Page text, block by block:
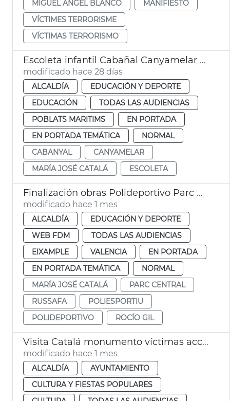
MIGUEL ÁNGEL BLANCO
MANIFIESTO
VÍCTIMES TERRORISME
VÍCTIMAS TERRORISMO
Escoleta infantil Cabañal Canyamelar València abre en septiembre
modificado hace 28 días
ALCALDÍA
EDUCACIÓN Y DEPORTE
EDUCACIÓN
TODAS LAS AUDIENCIAS
POBLATS MARITIMS
EN PORTADA
EN PORTADA TEMÁTICA
NORMAL
CABANYAL
CANYAMELAR
MARÍA JOSÉ CATALÁ
ESCOLETA
Finalización obras Polideportivo Parc Central València
modificado hace 1 mes
ALCALDÍA
EDUCACIÓN Y DEPORTE
WEB FDM
TODAS LAS AUDIENCIAS
EIXAMPLE
VALENCIA
EN PORTADA
EN PORTADA TEMÁTICA
NORMAL
MARÍA JOSÉ CATALÁ
PARC CENTRAL
RUSSAFA
POLIESPORTIU
POLIDEPORTIVO
ROCÍO GIL
Visita Catalá monumento víctimas accidente metro 3-J
modificado hace 1 mes
ALCALDÍA
AYUNTAMIENTO
CULTURA Y FIESTAS POPULARES